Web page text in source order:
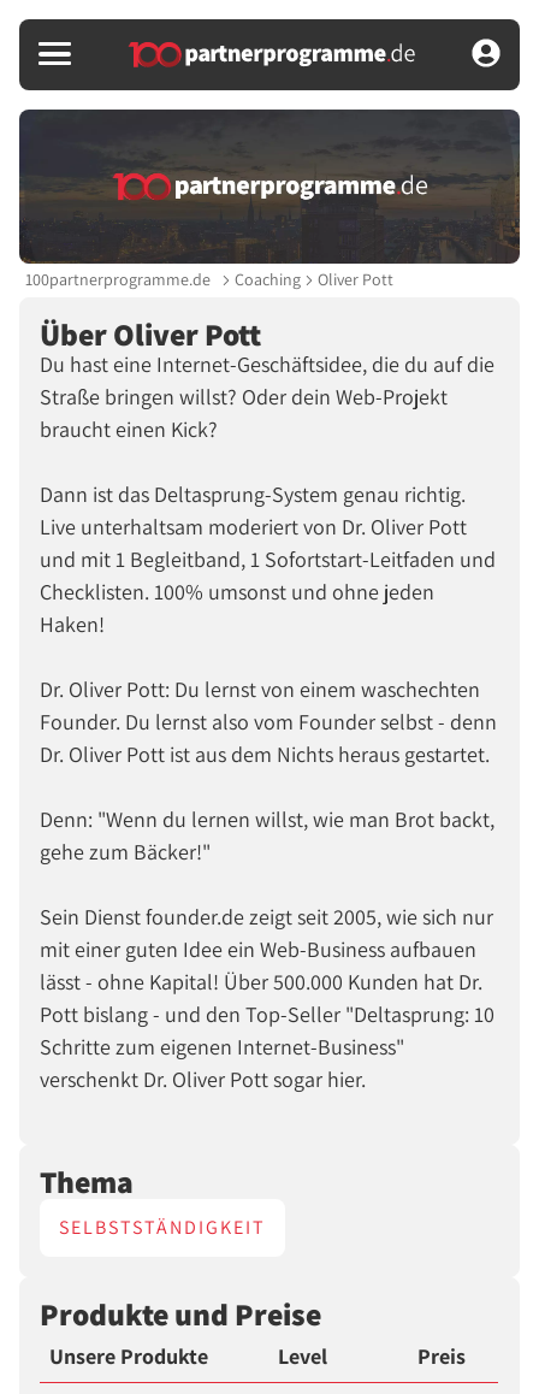
100partnerprogramme.de Coaching Oliver Pott
Über Oliver Pott
Du hast eine Internet-Geschäftsidee, die du auf die
Straße bringen willst? Oder dein Web-Projekt
braucht einen Kick?
Dann ist das Deltasprung-System genau richtig.
Live unterhaltsam moderiert von Dr. Oliver Pott
und mit 1 Begleitband, 1 Sofortstart-Leitfaden und
Checklisten. 100% umsonst und ohne jeden
Haken!
Dr. Oliver Pott: Du lernst von einem waschechten
Founder. Du lernst also vom Founder selbst - denn
Dr. Oliver Pott ist aus dem Nichts heraus gestartet.
Denn: "Wenn du lernen willst, wie man Brot backt,
gehe zum Bäcker!"
Sein Dienst founder.de zeigt seit 2005, wie sich nur
mit einer guten Idee ein Web-Business aufbauen
lässt - ohne Kapital! Über 500.000 Kunden hat Dr.
Pott bislang - und den Top-Seller "Deltasprung: 10
Schritte zum eigenen Internet-Business"
verschenkt Dr. Oliver Pott sogar hier.
Thema
SELBSTSTÄNDIGKEIT
Produkte und Preise
Unsere Produkte Level
Preis